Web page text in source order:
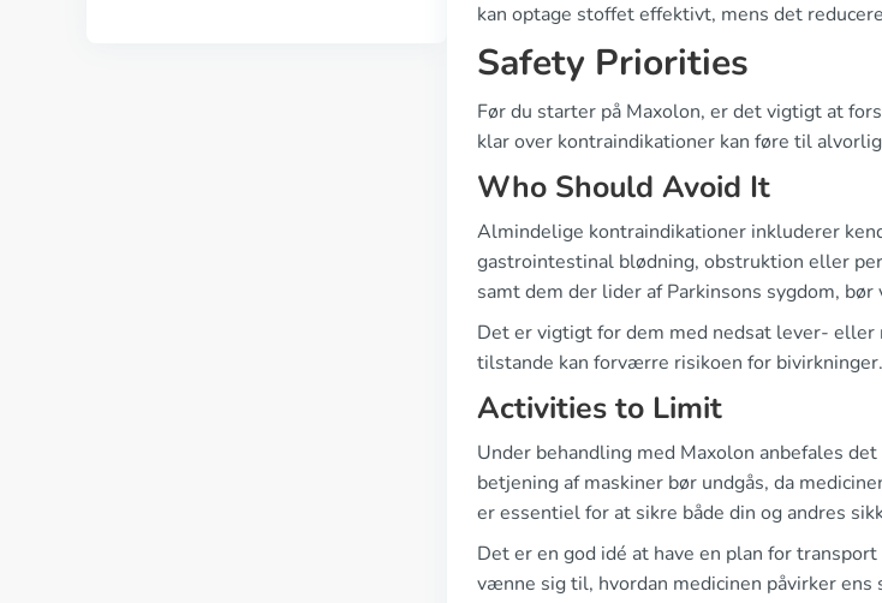
kan optage stoffet effektivt, mens det
Safety Priorities
Før du starter på Maxolon, er det vigtigt at
klar over kontraindikationer kan føre til
Who Should Avoid It
Almindelige kontraindikationer inkluderer
gastrointestinal blødning, obstruktion eller
samt dem der lider af Parkinsons sygdom,
Det er vigtigt for dem med nedsat lever-
tilstande kan forværre risikoen for bivirkninger.
Activities to Limit
Under behandling med Maxolon anbefales
betjening af maskiner bør undgås, da
er essentiel for at sikre både din og andres
Det er en god idé at have en plan for
vænne sig til, hvordan medicinen påvirker